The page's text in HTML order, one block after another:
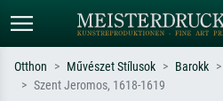
Otthon Művészet Stílusok Barokk
Szent Jeromos, 1618-1619